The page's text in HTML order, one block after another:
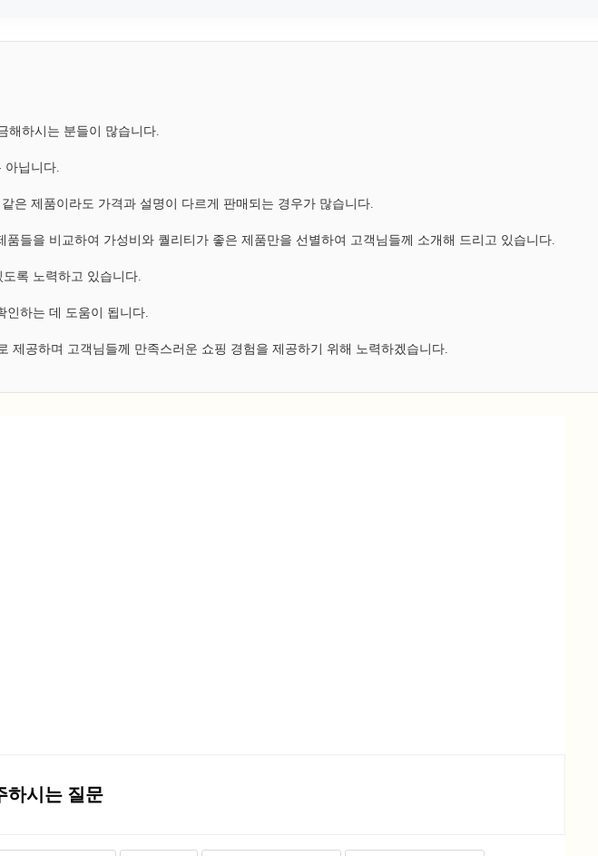
해하시는 분들이 많습니다.
아닙니다.
은 제품이라도 가격과 설명이 다르게 판매되는 경우가 많습니다.
들을 비교하여 가성비와 퀄리티가 좋은 제품만을 선별하여 고객님들께 소개해 드리고 있습니다.
록 노력하고 있습니다.
인하는 데 도움이 됩니다.
공하며 고객님들께 만족스러운 쇼핑 경험을 제공하기 위해 노력하겠습니다.
하시는 질문